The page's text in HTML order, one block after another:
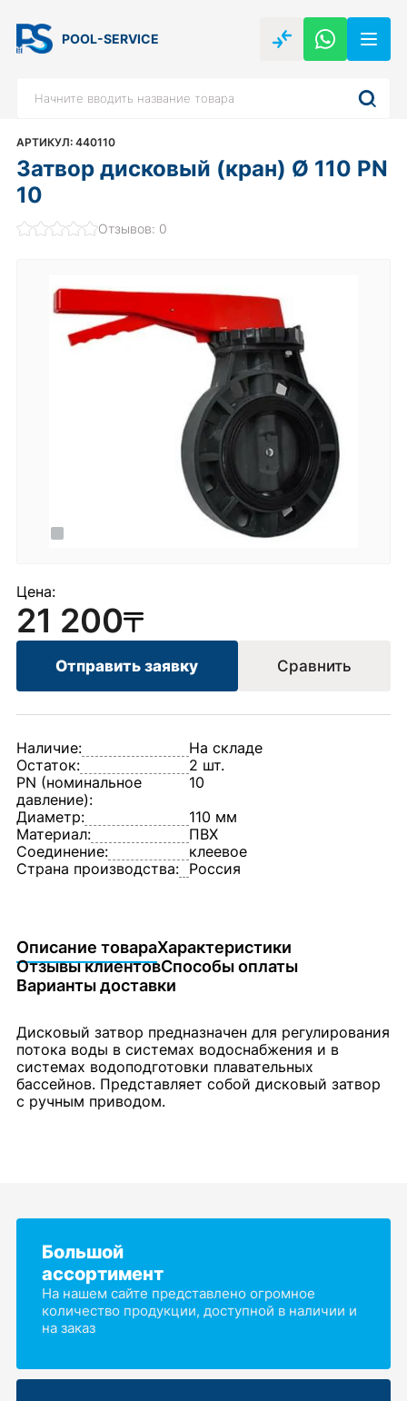
POOL-SERVICE
АРТИКУЛ: 440110
Затвор дисковый (кран) Ø 110 PN
10
Отзывов: 0
Цена:
21 200
Отправить заявку Сравнить
Наличие:
На складе
Остаток:
2 шт.
PN (номинальное
давление):
10
Диаметр:
110 мм
Материал:
ПВХ
Соединение:
клеевое
Страна производства: Россия
Описание товараХарактеристики
Отзывы клиентовСпособы оплаты
Варианты доставки
Дисковый затвор предназначен для регулирования
потока воды в системах водоснабжения и в
системах водоподготовки плавательных
бассейнов. Представляет собой дисковый затвор
с ручным приводом.
Большой
ассортимент
На нашем сайте представлено огромное
количество продукции, доступной в наличии и
на заказ